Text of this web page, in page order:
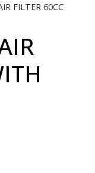
FILTER 60CC